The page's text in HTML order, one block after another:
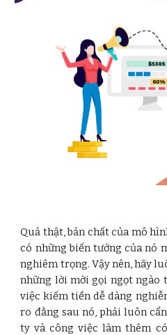
Quả thật, bản chất của mô
có những biến tướng của nó
nghiêm trọng. Vậy nên, hãy
những lời mời gọi ngọt ngào
việc kiếm tiền dễ dàng
ro đằng sau nó, phải luôn
ty và công việc làm thêm